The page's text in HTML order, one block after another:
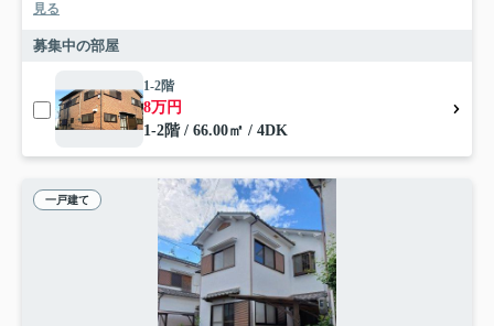
見る
募集中の部屋
1-2階
8万円
1-2階 / 66.00㎡ / 4DK
一戸建て